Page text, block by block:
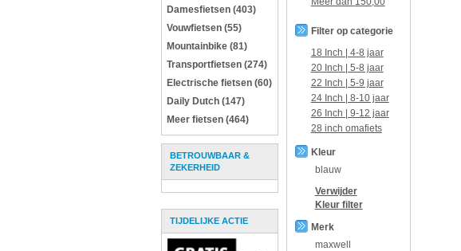
Damesfietsen (403)
Vouwfietsen (55)
Mountainbike (81)
Transportfietsen (274)
Electrische fietsen (60)
Daily Dutch (147)
Meer fietsen (464)
BETROUWBAAR &
ZEKERHEID
TIJDELIJKE ACTIE
Filter op categorie
18 Inch | 4-8 jaar
20 Inch | 5-8 jaar
22 Inch | 5-9 jaar
24 Inch | 8-10 jaar
26 Inch | 9-12 jaar
28 inch omafiets
Kleur
blauw
Verwijder
Kleurfilter
Merk
maxwell